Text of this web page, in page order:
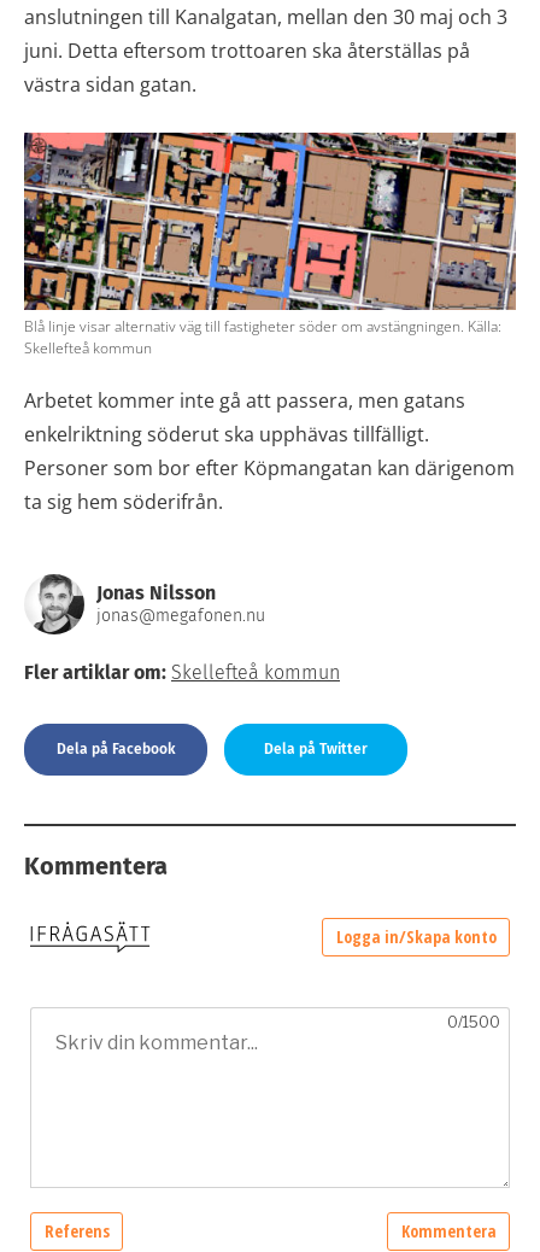
anslutningen till Kanalgatan, mellan den 30 maj och 3
juni. Detta eftersom trottoaren ska återställas på
västra sidan gatan.
Blå linje visar alternativ väg till fastigheter söder om avstängningen. Källa:
Skellefteå kommun
Arbetet kommer inte gå att passera, men gatans
enkelriktning söderut ska upphävas tillfälligt.
Personer som bor efter Köpmangatan kan därigenom
ta sig hem söderifrån.
Jonas Nilsson
jonas@megafonen.nu
Fler artiklar om: Skellefteå kommun
Dela på Facebook Dela på Twitter
Kommentera